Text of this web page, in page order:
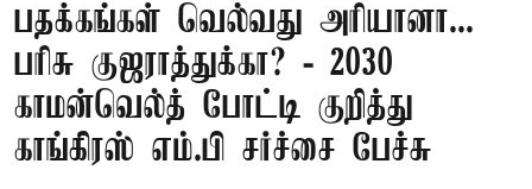
பதக்கங்கள் வெல்வது அரியானா...
பரிசு குஜராத்துக்கா? - 2030
காமன்வெல்த் போட்டி குறித்து
காங்கிரஸ் எம்.பி சர்ச்சை பேச்சு